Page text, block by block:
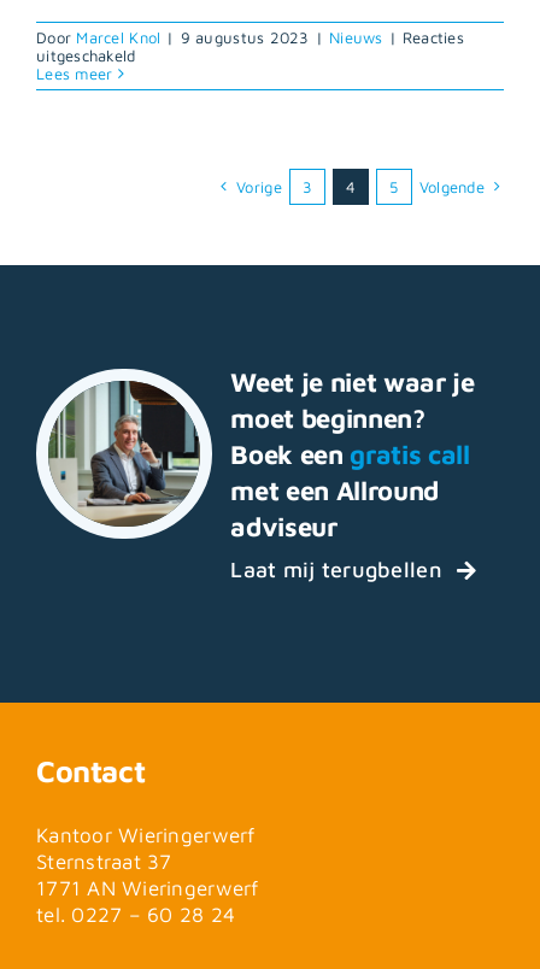
Door Marcel Knol | 9 augustus 2023 | Nieuws | Reacties
uitgeschakeldvoor
gemiddelde
Lees meer
Vorige 3 4 5 Volgende
Weet je niet waar je
moet beginnen?
Boek een gratis call
met een Allround
adviseur
Laat mij terugbellen
Contact
Kantoor Wieringerwerf
Sternstraat 37
1771 AN Wieringerwerf
tel. 0227 – 60 28 24